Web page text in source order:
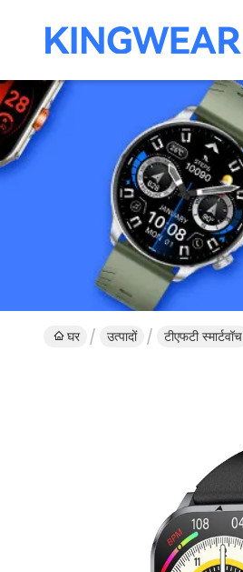
घर उत्पादों टीएफटी स्मार्टवॉच